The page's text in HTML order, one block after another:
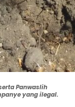
Panwaslih
yang ilegal.